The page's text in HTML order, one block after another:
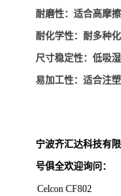
耐磨性：适合高摩擦
耐化学性：耐多种化
尺寸稳定性：低吸
易加工性：适合注
宁波齐汇达科技有
号俱全欢迎询问 ：
Celcon CF802